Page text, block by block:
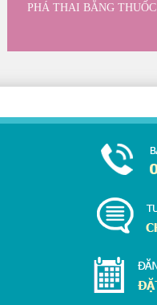
PHÁ THAI BẰNG THUỐC